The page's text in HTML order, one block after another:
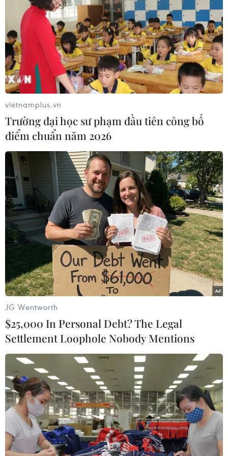
và một người bị bắt giữ.
Tấn công bằng dao ở ga tàu Trung Quốc, 6
người bị thương
06/05/2014 05:22
Cảnh sát Trung Quốc cho biết đã có 6 người bị thương
trong một vụ tấn công bằng dao tại một nhà ga tàu hỏa
ở nước này.
vietnamplus.vn
Trường đại học sư phạm đầu tiên công bố
điểm chuẩn năm 2026
JG Wentworth
$25,000 In Personal Debt? The Legal
Settlement Loophole Nobody Mentions